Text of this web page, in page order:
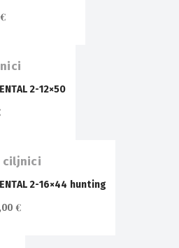
€
2-12×50
ciljnici
2-16×44 hunting
€